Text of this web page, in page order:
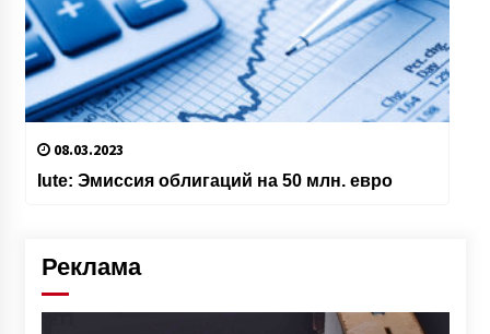
08.03.2023
Iute: Эмиссия облигаций на 50 млн. евро
Реклама